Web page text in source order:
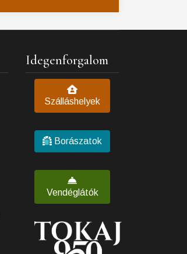
Idegenforgalom
Szálláshelyek
Borászatok
Vendéglátók